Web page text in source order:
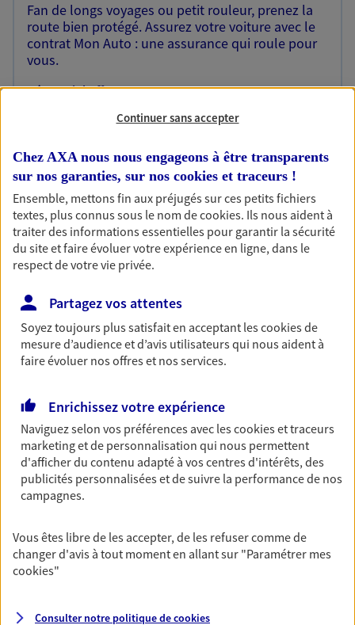
Fan de longs voyages ou petit rouleur, prenez la
route bien protégé. Assurez votre voiture avec le
contrat Mon Auto : une assurance qui roule pour
vous.
Découvrir l'offre Auto
OBTENIR UN TARIF EN LIGNE
Habitation
Votre logement est unique, comme vous. Le
contrat Ma Maison assure votre sérénité en
protégeant ce qui vous tient à coeur.
Découvrir l'offre Habitation
OBTENIR UN TARIF EN LIGNE
Garantie Accidents de la Vie
ou grande lectrice… personne n'est à l'abri d'un
accident du quotidien. Avec Ma Protection
Accident, protégez votre qualité de vie et vos
revenus.
Découvrir l'offre Garantie Accidents de la Vie
Multirisque Entreprise
assurance multirisque entreprise. Un contrat
Continuer sans accepter
Chez AXA nous nous engageons à être transparents
sur nos garanties, sur nos cookies et traceurs !
Ensemble, mettons fin aux préjugés sur ces petits fichiers
textes, plus connus sous le nom decookies. Ils nous aident à
traiter des informations essentielles pour garantir la sécurité
du site et faire évoluer votre expérience en ligne, dans le
respect de votre vie privée.
Partagez vos attentes
Soyez toujours plus satisfait en acceptant lescookiesde
mesure d’audience et d’avis utilisateurs qui nous aident à
faire évoluer nos offres et nos services.
Enrichissez votre expérience
Naviguez selon vos préférences avec lescookies et traceurs
marketing et de personnalisation qui nous permettent
d'afficher du contenu adapté à vos centres d'intérêts, des
publicités personnalisées et de suivre la performance de nos
campagnes.
Vous êtes libre de les accepter, de les refuser comme de
changer d'avis à tout moment en allant sur "Paramétrer mes
cookies"
Consulter notre politique decookies